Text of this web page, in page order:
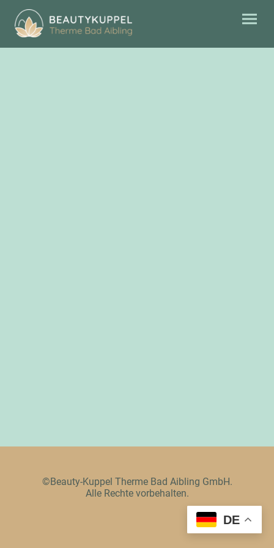
©Beauty-Kuppel Therme Bad Aibling GmbH.
Alle Rechte vorbehalten.
DE